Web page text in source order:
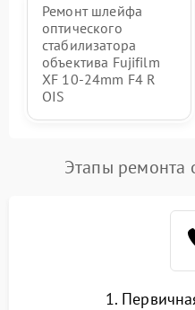
Ремонт шлейфа
оптического
стабилизатора
объектива Fujifilm
XF 10-24mm F4 R
OIS
Этапы ремонта
1.